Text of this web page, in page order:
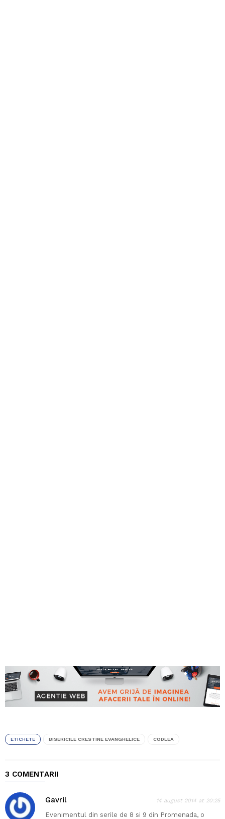
ETICHETE BISERICILE CRESTINE EVANGHELICE CODLEA
3 COMENTARII
Gavril 14 august 2014 at 20:25
Evenimentul din serile de 8 si 9 din Promenada, o